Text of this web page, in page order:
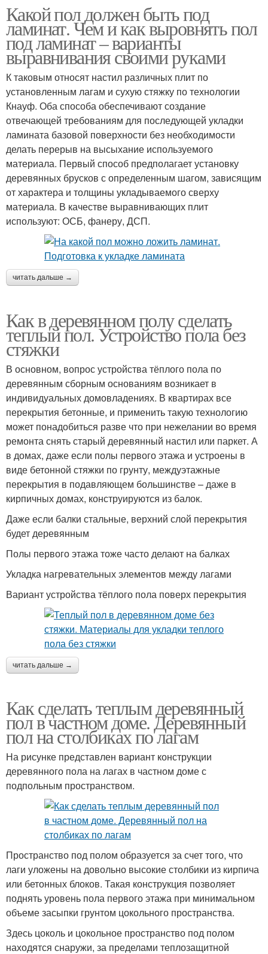
Какой пол должен быть под
ламинат. Чем и как выровнять пол
под ламинат – варианты
выравнивания своими руками
К таковым относят настил различных плит по
установленным лагам и сухую стяжку по технологии
Кнауф. Оба способа обеспечивают создание
отвечающей требованиям для последующей укладки
ламината базовой поверхности без необходимости
делать перерыв на высыхание используемого
материала. Первый способ предполагает установку
деревянных брусков с определенным шагом, зависящим
от характера и толщины укладываемого сверху
материала. В качестве выравнивающих плит
используют: ОСБ, фанеру, ДСП.
читать дальше →
Как в деревянном полу сделать
теплый пол. Устройство пола без
стяжки
В основном, вопрос устройства тёплого пола по
деревянным сборным основаниям возникает в
индивидуальных домовладениях. В квартирах все
перекрытия бетонные, и применить такую технологию
может понадобиться разве что при нежелании во время
ремонта снять старый деревянный настил или паркет. А
в домах, даже если полы первого этажа и устроены в
виде бетонной стяжки по грунту, междуэтажные
перекрытия в подавляющем большинстве – даже в
кирпичных домах, конструируются из балок.
Даже если балки стальные, верхний слой перекрытия
будет деревянным
Полы первого этажа тоже часто делают на балках
Укладка нагревательных элементов между лагами
Вариант устройства тёплого пола поверх перекрытия
читать дальше →
Как сделать теплым деревянный
пол в частном доме. Деревянный
пол на столбиках по лагам
На рисунке представлен вариант конструкции
деревянного пола на лагах в частном доме с
подпольным пространством.
Пространство под полом образуется за счет того, что
лаги уложены на довольно высокие столбики из кирпича
или бетонных блоков. Такая конструкция позволяет
поднять уровень пола первого этажа при минимальном
объеме засыпки грунтом цокольного пространства.
Здесь цоколь и цокольное пространство под полом
находятся снаружи, за пределами теплозащитной